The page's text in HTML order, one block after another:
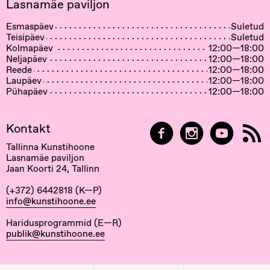
Lasnamäe paviljon
Esmaspäev
Suletud
Teisipäev
Suletud
Kolmapäev
12:00—18:00
Neljapäev
12:00—18:00
Reede
12:00—18:00
Laupäev
12:00—18:00
Pühapäev
12:00—18:00
Kontakt
Tallinna Kunstihoone
Lasnamäe paviljon
Jaan Koorti 24, Tallinn
(+372) 6442818 (K—P)
info@kunstihoone.ee
Haridusprogrammid (E—R)
publik@kunstihoone.ee